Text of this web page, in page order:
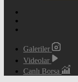
Galeriler
Videolar
Canlı Borsa